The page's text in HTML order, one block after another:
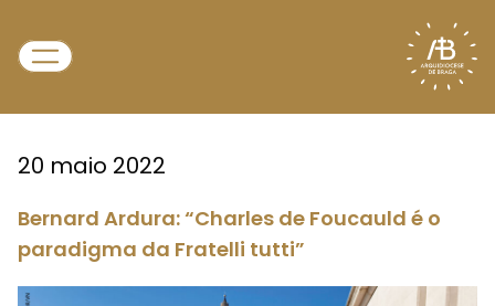
20 maio 2022
Bernard Ardura: “Charles de Foucauld é o
paradigma da Fratelli tutti”